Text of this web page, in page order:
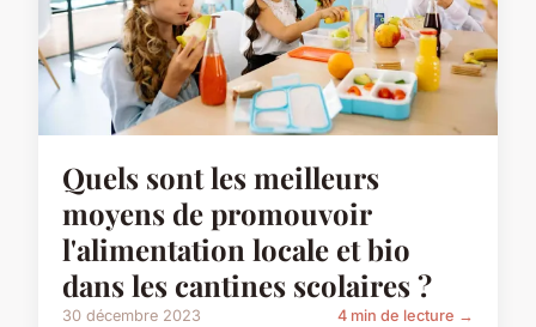
Quels sont les meilleurs
moyens de promouvoir
l'alimentation locale et bio
dans les cantines scolaires ?
30 décembre 2023 4 min de lecture →